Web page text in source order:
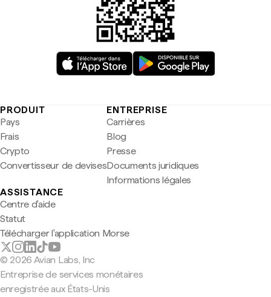
PRODUIT
Pays
Frais
Crypto
Convertisseur de devises
ENTREPRISE
Carrières
Blog
Presse
Documents juridiques
Informations légales
ASSISTANCE
Centre d'aide
Statut
Télécharger l'application Morse
© 2026 Avian Labs, Inc
Entreprise de services monétaires
enregistrée aux États-Unis